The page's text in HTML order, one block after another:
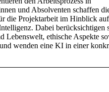
und Absolventen schaffen
die Projektarbeit im Hinblick
Dabei berücksichtigen
Lebenswelt, ethische Aspekte
wenden eine KI in einer